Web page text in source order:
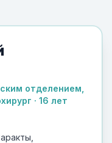
отделением,
· 16 лет